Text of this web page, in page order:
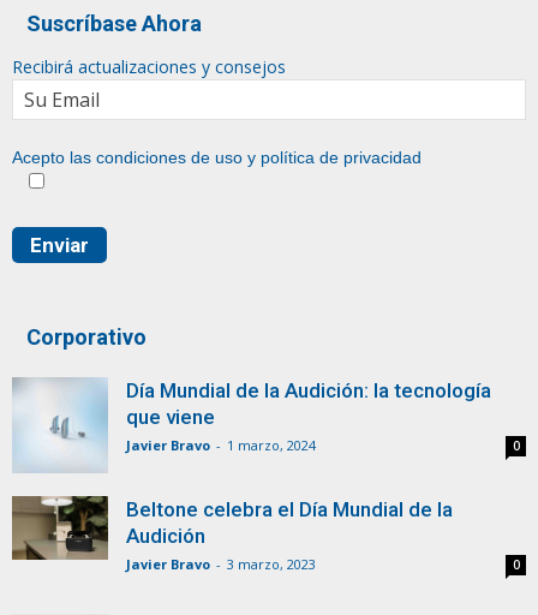
Suscríbase Ahora
Recibirá actualizaciones y consejos
Acepto las condiciones de uso y política de privacidad
Corporativo
Día Mundial de la Audición: la tecnología
que viene
Javier Bravo - 1 marzo, 2024 0
Beltone celebra el Día Mundial de la
Audición
Javier Bravo - 3 marzo, 2023 0